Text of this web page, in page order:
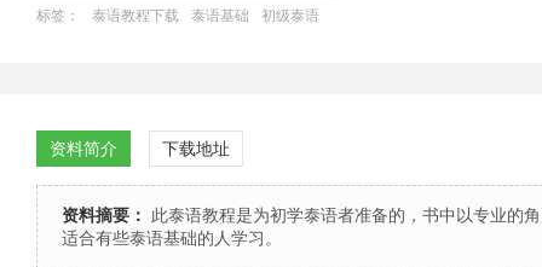
标签： 泰语教程下载 泰语基础 初级泰语
资料简介 下载地址
资料摘要： 此泰语教程是为初学泰语者准备的，书中以专业的
适合有些泰语基础的人学习。